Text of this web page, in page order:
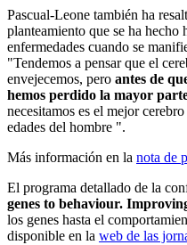
Pascual-Leone también ha
planteamiento que se ha hecho
enfermedades cuando se
"Tendemos a pensar que el
envejecemos, pero antes de
hemos perdido la mayor
necesitamos es el mejor
edades del hombre ".
Más información en la nota de
El programa detallado de la
genes to behaviour.
los genes hasta el
disponible en la web de las